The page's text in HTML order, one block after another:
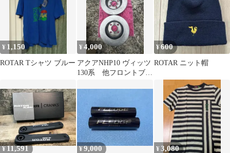
¥ 1,150
ROTAR Tシャツ ブルー
¥4,000
アクアNHP10 ヴィッツ
130系 他フロントブレ
¥600
ROTAR ニット帽
¥11,591 ¥9,000 ¥3,080